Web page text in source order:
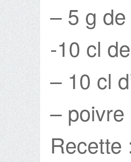
– 5 g
-10 cl
– 10 cl
– poivre
Recette